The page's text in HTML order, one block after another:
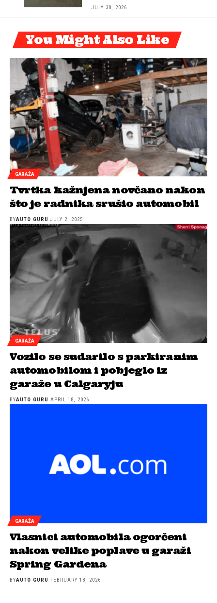
JULY 30, 2026
You Might Also Like
GARAŽA
Tvrtka kažnjena novčano nakon
što je radnika srušio automobil
BYAUTO GURU JULY 2, 2025
GARAŽA
Vozilo se sudarilo s parkiranim
automobilom i pobjeglo iz
garaže u Calgaryju
BYAUTO GURU APRIL 18, 2026
GARAŽA
Vlasnici automobila ogorčeni
nakon velike poplave u garaži
Spring Gardena
BYAUTO GURU FEBRUARY 18, 2026